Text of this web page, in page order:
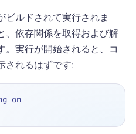
ビルドされて実行されま
、依存関係を取得および解
。実行が開始されると、コ
されるはずです:
on